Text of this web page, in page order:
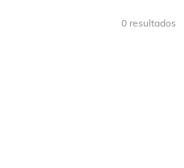
0resultados